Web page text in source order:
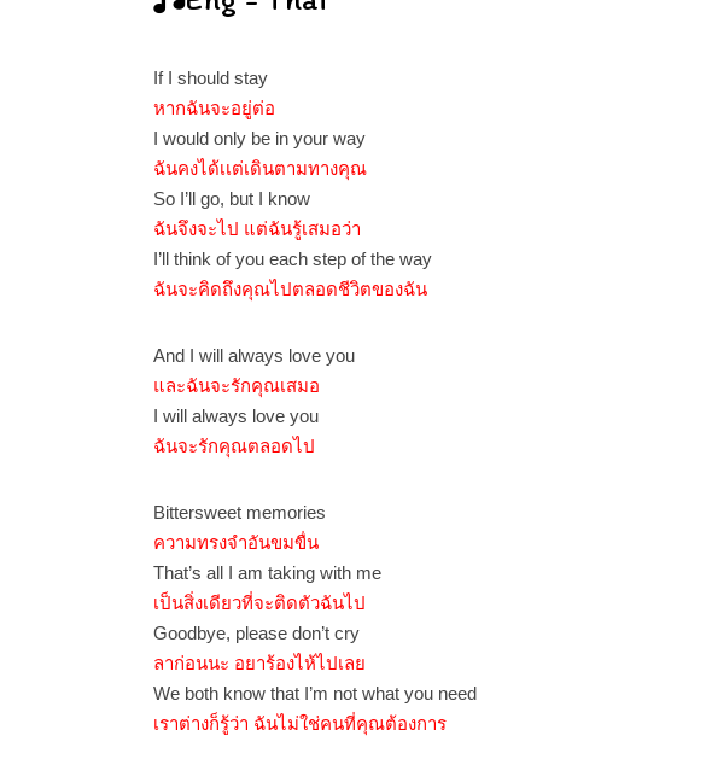
If I should stay
หากฉันจะอยู่ต่อ
I would only be in your way
ฉันคงได้เเต่เดินตามทางคุณ
So I’ll go, but I know
ฉันจึงจะไป แต่ฉันรู้เสมอว่า
I’ll think of you each step of the way
ฉันจะคิดถึงคุณไปตลอดชีวิตของฉัน
And I will always love you
และฉันจะรักคุณเสมอ
I will always love you
ฉันจะรักคุณตลอดไป
Bittersweet memories
ความทรงจำอันขมขื่น
That’s all I am taking with me
เป็นสิ่งเดียวที่จะติดตัวฉันไป
Goodbye, please don’t cry
ลาก่อนนะ อยาร้องไห้ไปเลย
We both know that I’m not what you need
เราต่างก็รู้ว่า ฉันไม่ใช่คนที่คุณต้องการ